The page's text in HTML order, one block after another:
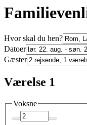
Hvor skal du hen?
Datoer
Gæster
Værelse 1
Voksne